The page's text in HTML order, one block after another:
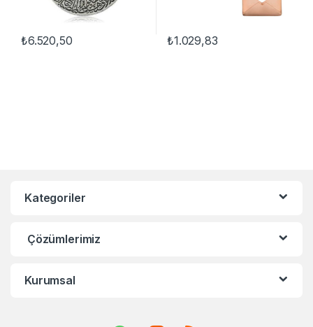
₺6.520,50 ₺1.029,83
Kategoriler
Çözümlerimiz
Kurumsal